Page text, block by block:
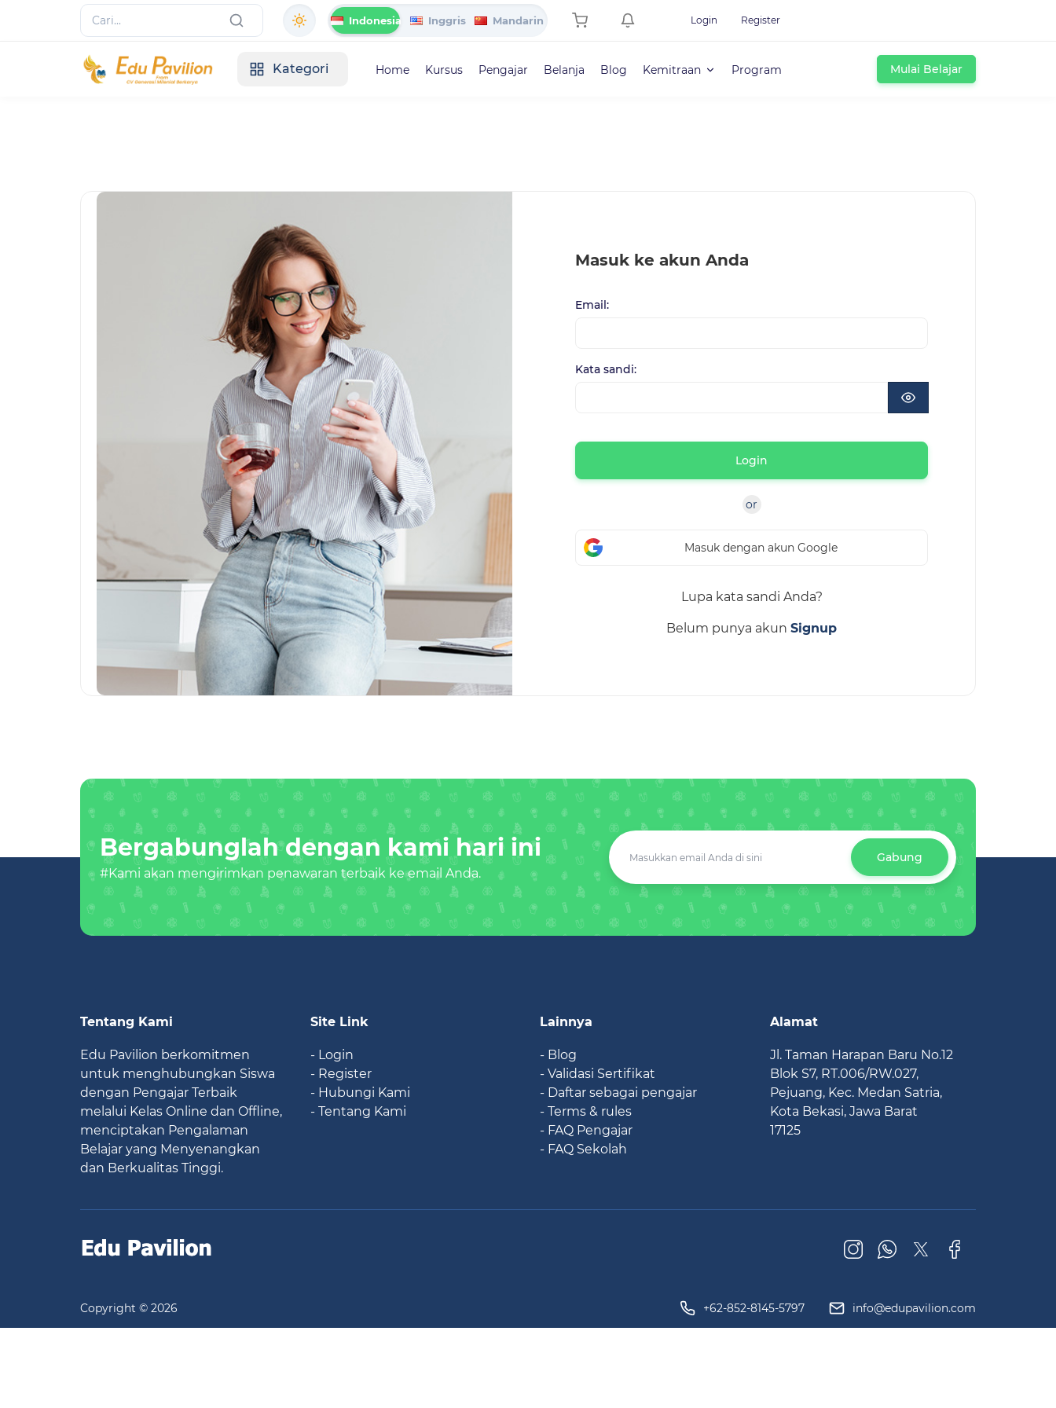
Indonesia Inggris Mandarin Login Register
Kategori Home Kursus Pengajar Belanja Blog Kemitraan Program Mulai Belajar
Masuk ke akun Anda
Email:
Kata sandi:
Login
or
Masuk dengan akun Google
Lupa kata sandi Anda?
Belum punya akun Signup
Bergabunglah dengan kami hari ini
#Kami akan mengirimkan penawaran terbaik ke email Anda.
Gabung
Tentang Kami
Edu Pavilion berkomitmen
untuk menghubungkan Siswa
dengan Pengajar Terbaik
melalui Kelas Online dan Offline,
menciptakan Pengalaman
Belajar yang Menyenangkan
dan Berkualitas Tinggi.
Site Link
- Login
- Register
- Hubungi Kami
- Tentang Kami
Lainnya
- Blog
- Validasi Sertifikat
- Daftar sebagai pengajar
- Terms & rules
- FAQ Pengajar
- FAQ Sekolah
Alamat
Jl. Taman Harapan Baru No.12
Blok S7, RT.006/RW.027,
Pejuang, Kec. Medan Satria,
Kota Bekasi, Jawa Barat
17125
Copyright © 2026 +62-852-8145-5797 info@edupavilion.com